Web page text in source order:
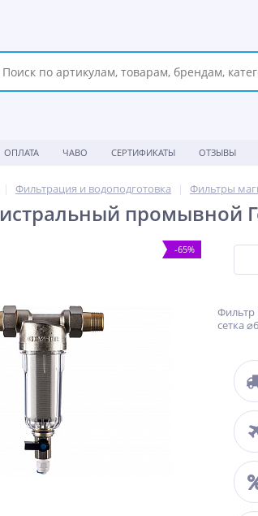
ОПЛАТА ЧАВО СЕРТИФИКАТЫ ОТЗЫВЫ
Фильтрация и водоподготовка Фильтры
промывной
-65%
Фильтр
сетка